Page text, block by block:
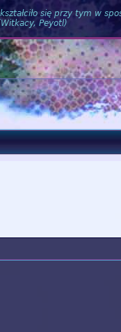
się przy tym w
Peyotl)